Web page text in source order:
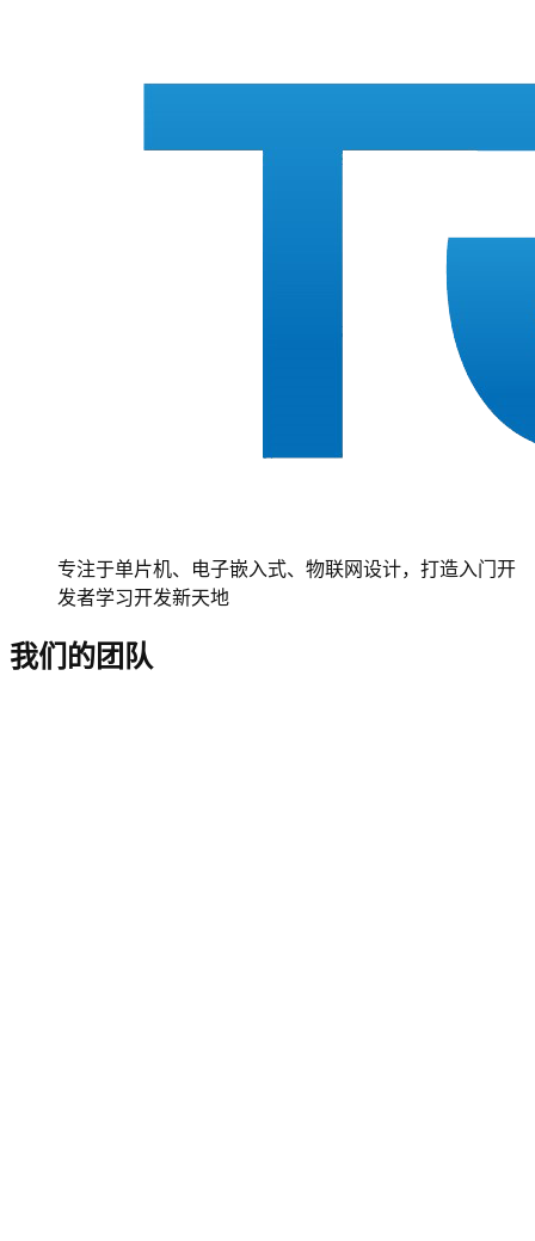
专注于单片机、电子嵌入式、物联网设计，打造入门开
发者学习开发新天地
我们的团队